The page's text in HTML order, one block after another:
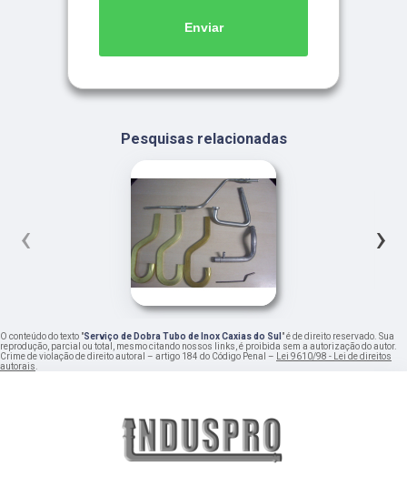
Enviar
Pesquisas relacionadas
‹ ›
O conteúdo do texto "Serviço de Dobra Tubo de Inox Caxias do Sul " é de direito reservado. Sua
reprodução, parcial ou total, mesmo citando nossos links, é proibida sem a autorização do autor.
Crime de violação de direito autoral – artigo 184 do Código Penal – Lei 9610/98 - Lei de direitos
autorais.